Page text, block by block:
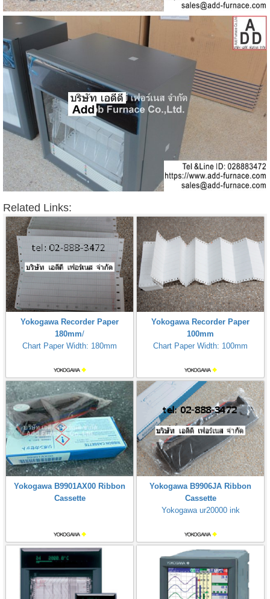
Related Links:
Yokogawa Recorder Paper
180mm/
Chart Paper Width: 180mm
Yokogawa Recorder Paper
100mm
Chart Paper Width: 100mm
Yokogawa B9901AX00 Ribbon
Cassette
Yokogawa B9906JA Ribbon
Cassette
Yokogawa ur20000 ink